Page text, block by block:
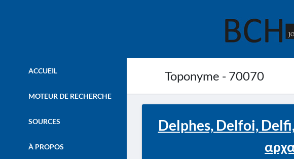
Toponyme - 70070
ACCUEIL
MOTEUR DE RECHERCHE
SOURCES
À PROPOS
Delphes, Delfoi,